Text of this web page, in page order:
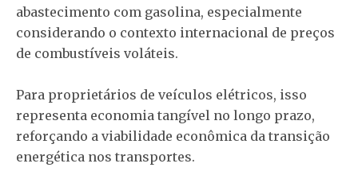
abastecimento com gasolina, especialmente
considerando o contexto internacional de preços
de combustíveis voláteis.
Para proprietários de veículos elétricos, isso
representa economia tangível no longo prazo,
reforçando a viabilidade econômica da transição
energética nos transportes.